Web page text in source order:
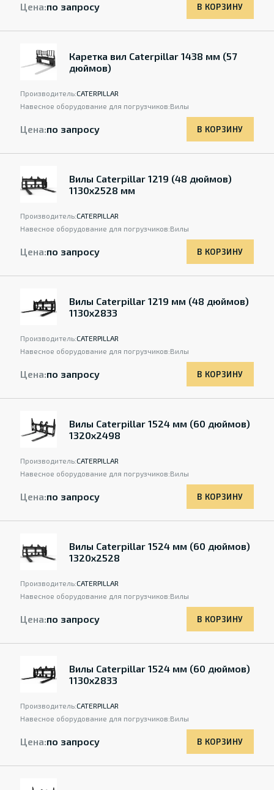
Цена:по запросу В КОРЗИНУ
Каретка вил Caterpillar 1438 мм (57
дюймов)
Производитель:CATERPILLAR
Навесное оборудование для погрузчиков:Вилы
Цена:по запросу В КОРЗИНУ
Вилы Caterpillar 1219 (48 дюймов)
1130x2528 мм
Производитель:CATERPILLAR
Навесное оборудование для погрузчиков:Вилы
Цена:по запросу В КОРЗИНУ
Вилы Caterpillar 1219 мм (48 дюймов)
1130x2833
Производитель:CATERPILLAR
Навесное оборудование для погрузчиков:Вилы
Цена:по запросу В КОРЗИНУ
Вилы Caterpillar 1524 мм (60 дюймов)
1320х2498
Производитель:CATERPILLAR
Навесное оборудование для погрузчиков:Вилы
Цена:по запросу В КОРЗИНУ
Вилы Caterpillar 1524 мм (60 дюймов)
1320х2528
Производитель:CATERPILLAR
Навесное оборудование для погрузчиков:Вилы
Цена:по запросу В КОРЗИНУ
Вилы Caterpillar 1524 мм (60 дюймов)
1130х2833
Производитель:CATERPILLAR
Навесное оборудование для погрузчиков:Вилы
Цена:по запросу В КОРЗИНУ